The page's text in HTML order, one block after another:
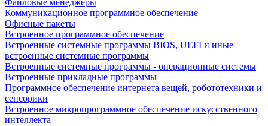
Файловые менеджеры
Коммуникационное программное обеспечение
Офисные пакеты
Встроенное программное обеспечение
Встроенные системные программы BIOS, UEFI и иные
встроенные системные программы
Встроенные системные программы - операционные системы
Встроенные прикладные программы
Программное обеспечение интернета вещей, робототехники и
сенсорики
Встроенное микропрограммное обеспечение искусственного
интеллекта